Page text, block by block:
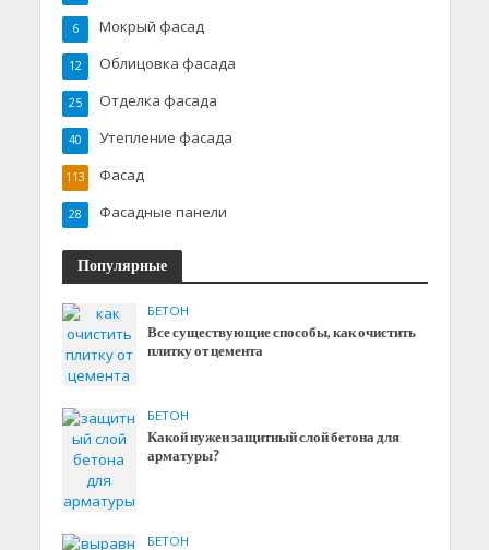
Мокрый фасад
6
Облицовка фасада
12
Отделка фасада
25
Утепление фасада
40
Фасад
113
Фасадные панели
28
Популярные
БЕТОН
Все существующие способы, как очистить
плитку от цемента
БЕТОН
Какой нужен защитный слой бетона для
арматуры?
БЕТОН